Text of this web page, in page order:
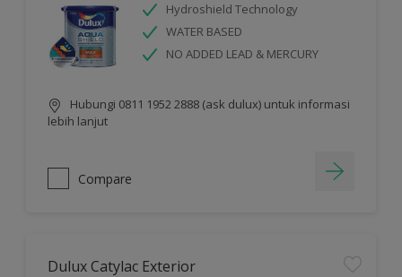
Hydroshield Technology
WATER BASED
NO ADDED LEAD & MERCURY
Hubungi 0811 1952 2888 (ask dulux) untuk informasi
lebih lanjut
Compare
Dulux Catylac Exterior